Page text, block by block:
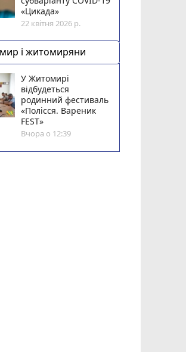
«Цикада»
22 квітня 2026 р.
і житомиряни
У Житомирі
відбудеться
родинний фестиваль
«Полісся. Вареник
FEST»
Вчора о 12:39